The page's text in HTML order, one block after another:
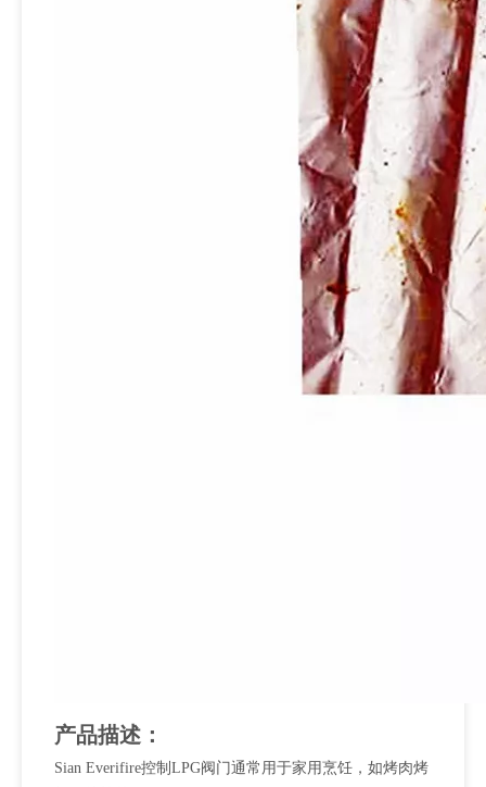
产品描述：
Sian Everifire控制LPG阀门通常用于家用烹饪，如烤肉烤